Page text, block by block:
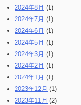
2024年8月 (1)
2024年7月 (1)
2024年6月 (1)
2024年5月 (1)
2024年3月 (1)
2024年2月 (1)
2024年1月 (1)
2023年12月 (1)
2023年11月 (2)